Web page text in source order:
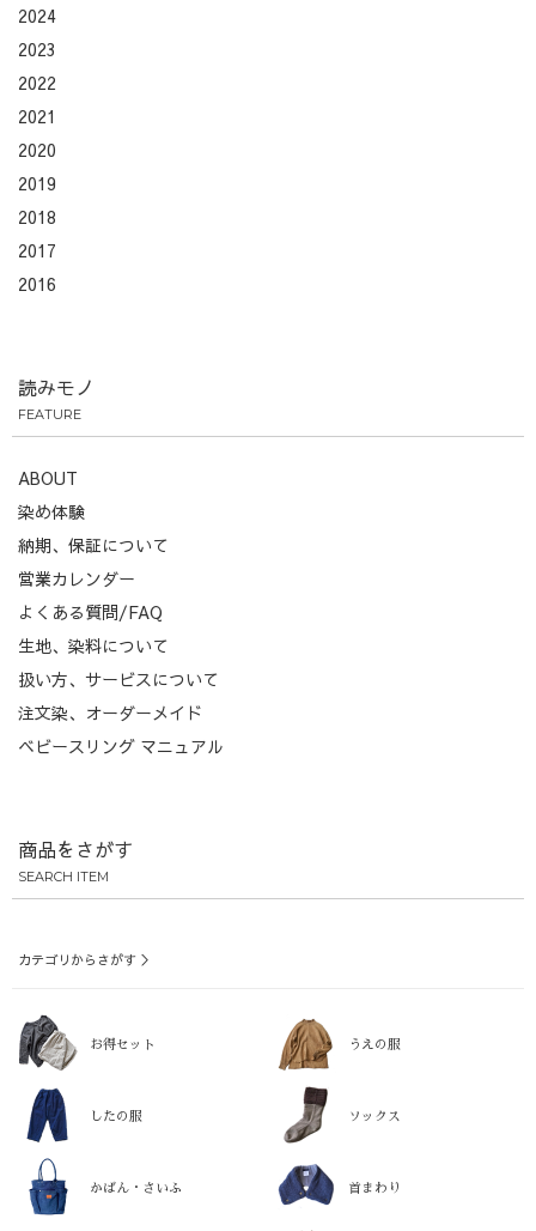
2024
2023
2022
2021
2020
2019
2018
2017
2016
読みモノ
FEATURE
ABOUT
染め体験
納期、保証について
営業カレンダー
よくある質問/FAQ
生地、染料について
扱い方、サービスについて
注文染、オーダーメイド
ベビースリング マニュアル
商品をさがす
SEARCH ITEM
カテゴリからさがす ＞
お得セット うえの服
したの服 ソックス
かばん・さいふ 首まわり